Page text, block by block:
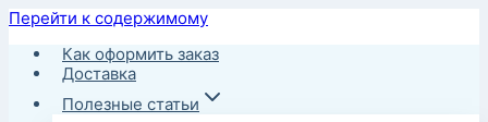
Перейти к содержимому
Как оформить заказ
Доставка
Полезные статьи